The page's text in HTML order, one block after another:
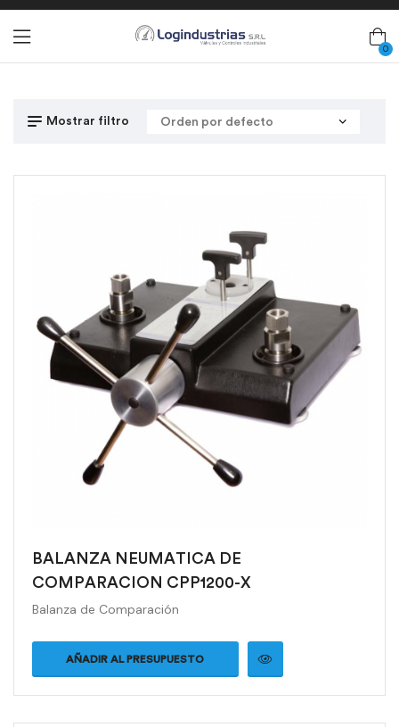
0
Mostrar filtro
BALANZA NEUMATICA DE
COMPARACION CPP1200-X
Balanza de Comparación
AÑADIR AL PRESUPUESTO